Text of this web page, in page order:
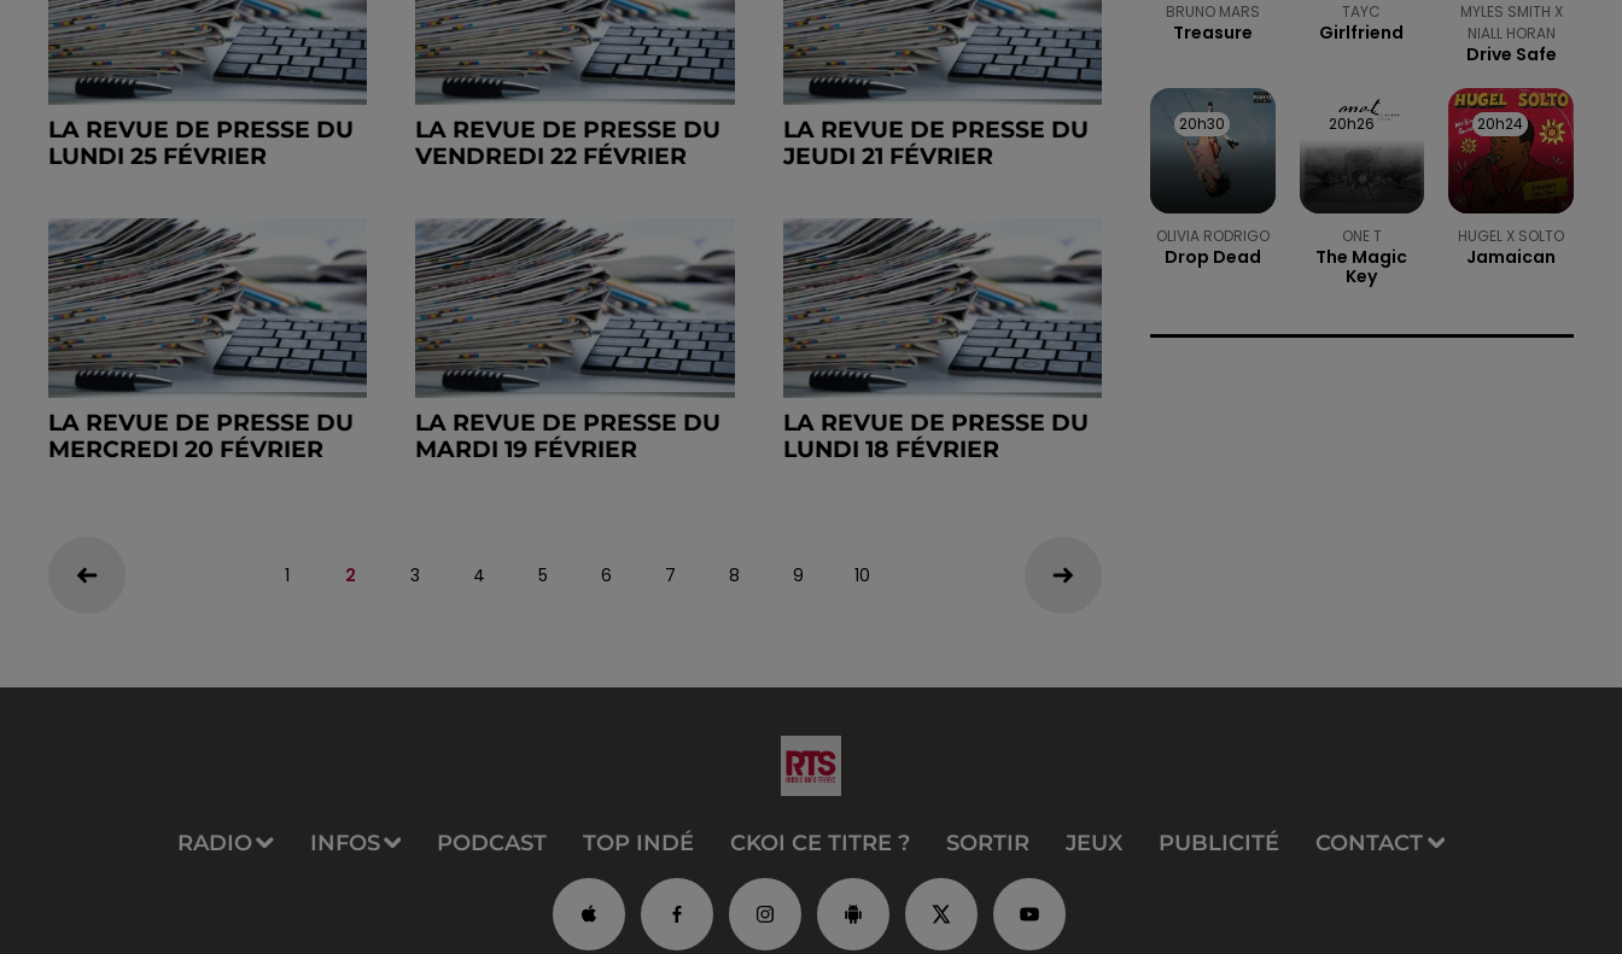
LA REVUE DE PRESSE DU
LUNDI 25 FÉVRIER
LA REVUE DE PRESSE DU
VENDREDI 22 FÉVRIER
LA REVUE DE PRESSE DU
JEUDI 21 FÉVRIER
LA REVUE DE PRESSE DU
MERCREDI 20 FÉVRIER
LA REVUE DE PRESSE DU
MARDI 19 FÉVRIER
LA REVUE DE PRESSE DU
LUNDI 18 FÉVRIER
1 2 3 4 5 6 7 8 9 10
BRUNO MARS
Treasure
TAYC
Girlfriend
MYLES SMITH X
NIALL HORAN
Drive Safe
20h30
20h30
OLIVIA RODRIGO
Drop Dead
20h26
20h26
ONE T
The Magic
Key
20h24
20h24
HUGEL X SOLTO
Jamaican
RADIO INFOS PODCAST TOP INDÉ CKOI CE TITRE ? SORTIR JEUX PUBLICITÉ CONTACT